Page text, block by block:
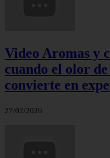
Video Aromas y
cuando el olor
convierte en
27/02/2026